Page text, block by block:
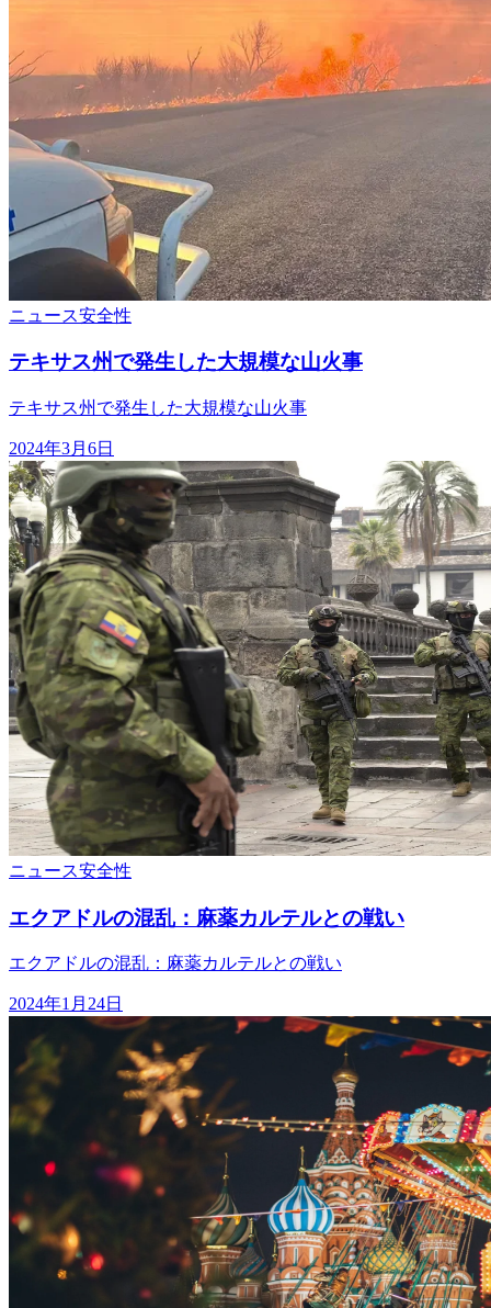
ニュース安全性
テキサス州で発生した大規模な山火事
テキサス州で発生した大規模な山火事
2024年3月6日
ニュース安全性
エクアドルの混乱：麻薬カルテルとの戦い
エクアドルの混乱：麻薬カルテルとの戦い
2024年1月24日